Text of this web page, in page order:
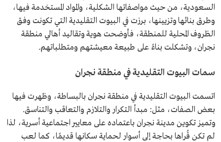
السعودية، من حيث مواصفاتها الشكلية، والمواد المستخدمة فيها،
وطرق بنائها وتزيينها، برزت في البيوت التقليدية التي تكونت وفق
الظروف المحلية للمنطقة، فأوضحت هوية وتقاليد أهالي منطقة
نجران، وتشكلت بناءً على طبيعة معيشتهم ومتطلباتهم.
سمات البيوت التقليدية في منطقة نجران
اتسمت البيوت التقليدية في منطقة نجران بالبساطة، وظهرت فيها
بعض الصفات، مثل: مبدأ التكرار والتلازم والتعاقب والتناسق.
وتميز تكوين مدينة نجران باعتماده على معايير اجتماعية أسرية، لذا
لم تكن قُراها بحاجة إلى أسوار لحماية سكانها قديمًا، كما لعب